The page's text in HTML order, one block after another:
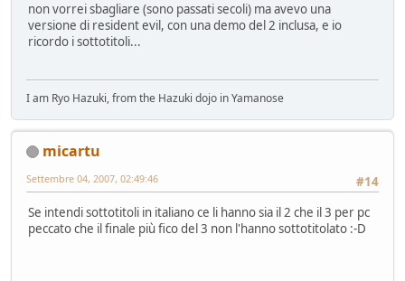
non vorrei sbagliare (sono passati secoli) ma avevo una
versione di resident evil, con una demo del 2 inclusa, e io
ricordo i sottotitoli...
I am Ryo Hazuki, from the Hazuki dojo in Yamanose
micartu
#14
Settembre 04, 2007, 02:49:46
Se intendi sottotitoli in italiano ce li hanno sia il 2 che il 3 per pc
peccato che il finale più fico del 3 non l'hanno sottotitolato :-D